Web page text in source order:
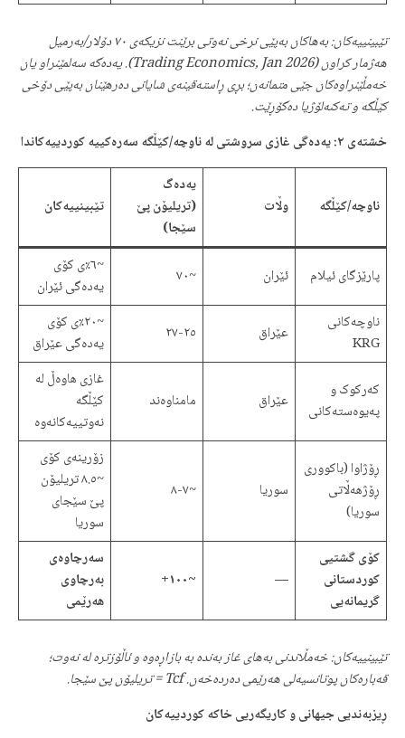
تێبینییەکان: بەهاکان بەپێی نرخی نەوتی برێنت نزیکەی ٧٠ دۆلار/بەرمیل
هەژمار کراون (Trading Economics, Jan 2026). یەدەگە سەلمێنراو یان
خەمڵێنراوەکان جێی متمانەن؛ بڕی ڕاستەقینەی شایانی دەرهێنان بەپێی دۆخی
کێڵگە و تەکنەلۆژیا دەگۆڕێت.
خشتەی ٢: یەدەگی غازی سروشتی لە ناوچە/کێڵگە سەرەکییە کوردییەکاندا
ناوچە/کێڵگە وڵات
یەدەگ
(تریلیۆن پێ
سێجا)
تێبینییەکان
پارێزگای ئیلام ئێران ~٧٠
~٦٪ی کۆی
یەدەگی ئێران
ناوچەکانی
KRG
عێراق ٢٥-٢٧
~٢٠٪ی کۆی
یەدەگی عێراق
کەرکوک و
پەیوەستەکانی
عێراق مامناوەند
غازی هاوەڵ لە
کێڵگە
نەوتییەکانەوە
ڕۆژاوا (باکووری
ڕۆژهەڵاتی
سوریا)
سوریا ~٧-٨
زۆرینەی کۆی
~٨.٥ تریلیۆن
پێ سێجای
سوریا
کۆی گشتیی
کوردستانی
گریمانەیی
— ~١٠٠+
سەرچاوەی
بەرچاوی
هەرێمی
تێبینییەکان: خەمڵاندنی بەهای غاز بەندە بە بازاڕەوە و ئاڵۆزترە لە نەوت؛
قەبارەکان پوتانسیەلی هەرێمی دەردەخەن. Tcf = تریلیۆن پێ سێجا.
ڕیزبەندیی جیهانی و کاریگەریی خاکە کوردییەکان